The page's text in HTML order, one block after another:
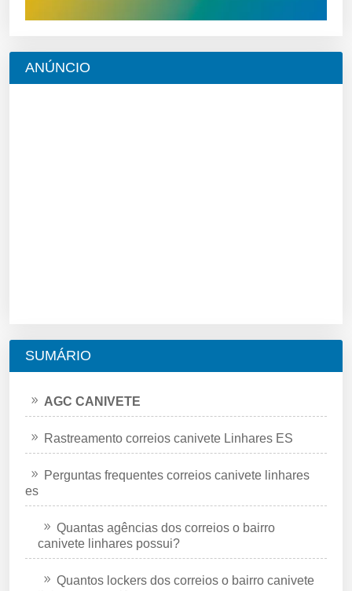
ANÚNCIO
SUMÁRIO
AGC CANIVETE
Rastreamento correios canivete Linhares ES
Perguntas frequentes correios canivete linhares
es
Quantas agências dos correios o bairro
canivete linhares possui?
Quantos lockers dos correios o bairro canivete